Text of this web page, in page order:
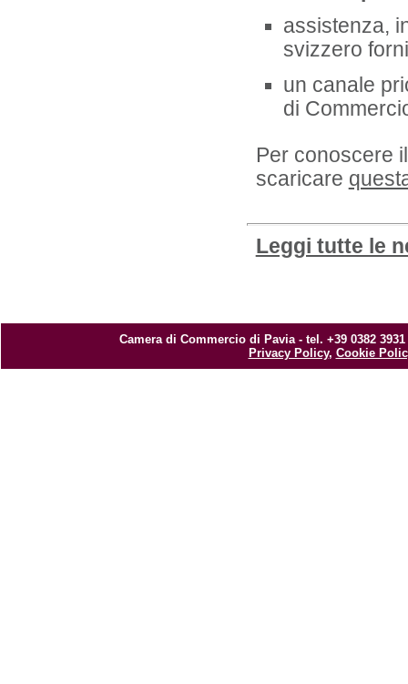
assistenza,
svizzero
un canale
di
Per conoscere
scaricare
Leggi tutte le
Camera di Commercio di Pavia - tel. +39 0382
Privacy Policy, Cookie